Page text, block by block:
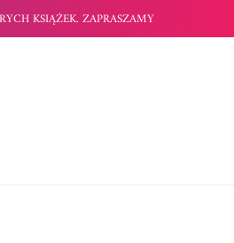
KSIĄŻEK. ZAPRASZAMY